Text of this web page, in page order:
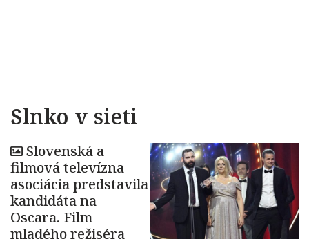
Slnko v sieti
Slovenská a
filmová televízna
asociácia predstavila
kandidáta na
Oscara. Film
mladého režiséra